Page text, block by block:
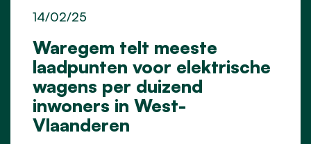
Waregem telt meeste
laadpunten voor elektrische
wagens per duizend
inwoners in West-
Vlaanderen
14/02/25